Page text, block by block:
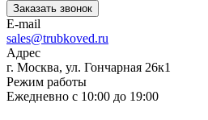
Заказать звонок
E-mail
sales@trubkoved.ru
Адрес
г. Москва, ул. Гончарная 26к1
Режим работы
Ежедневно с 10:00 до 19:00